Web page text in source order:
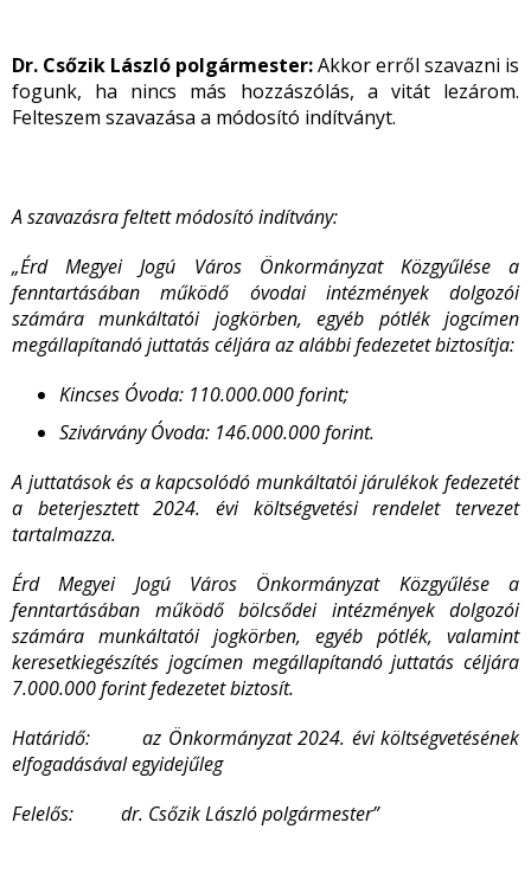
Dr. Csőzik László polgármester:Akkor erről szavazni is
fogunk, ha nincs más hozzászólás, a vitát lezárom.
Felteszem szavazása a módosító indítványt.
A szavazásra feltett módosító indítvány:
„Érd Megyei Jogú Város Önkormányzat Közgyűlése a
fenntartásában működő óvodai intézmények dolgozói
számára munkáltatói jogkörben, egyéb pótlék jogcímen
megállapítandó juttatás céljára az alábbi fedezetet biztosítja:
Kincses Óvoda: 110.000.000 forint;
Szivárvány Óvoda: 146.000.000 forint.
A juttatások és a kapcsolódó munkáltatói járulékok fedezetét
a beterjesztett 2024. évi költségvetési rendelet tervezet
tartalmazza.
Érd Megyei Jogú Város Önkormányzat Közgyűlése a
fenntartásában működő bölcsődei intézmények dolgozói
számára munkáltatói jogkörben, egyéb pótlék, valamint
keresetkiegészítés jogcímen megállapítandó juttatás céljára
7.000.000 forint fedezetet biztosít.
Határidő: az Önkormányzat 2024. évi költségvetésének
elfogadásával egyidejűleg
Felelős: dr. Csőzik László polgármester”